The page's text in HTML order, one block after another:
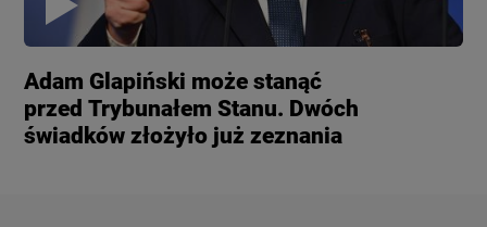
Adam Glapiński może stanąć
przed Trybunałem Stanu. Dwóch
świadków złożyło już zeznania